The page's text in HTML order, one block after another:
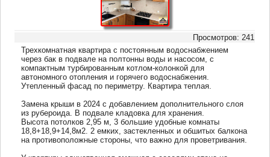
Просмотров: 241
Трехкомнатная квартира с постоянным водоснабжением
через бак в подвале на полтонны воды и насосом, с
компактным турбированным котлом-колонкой для
автономного отопления и горячего водоснабжения.
Утепленный фасад по периметру. Квартира теплая.
Замена крыши в 2024 с добавлением дополнительного слоя
из рубероида. В подвале кладовка для хранения.
Высота потолков 2,95 м, 3 большие удобные комнаты
18,8+18,9+14,8м2. 2 емких, застекленных и обшитых балкона
на противоположные стороны, что важно для проветривания.